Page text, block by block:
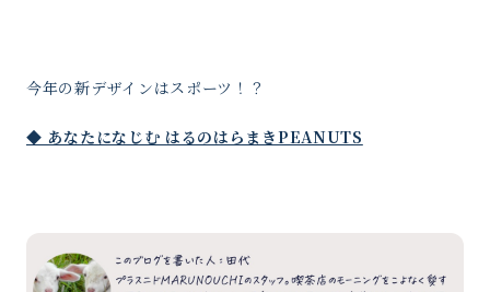
今年の新デザインはスポーツ！？
◆ あなたになじむ はるのはらまきPEANUTS